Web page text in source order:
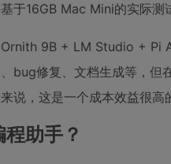
于16GB Mac Mini的实际
9B + LM Studio + Pi
bug修复、文档生成等，但
说，这是一个成本效益很高
助手？